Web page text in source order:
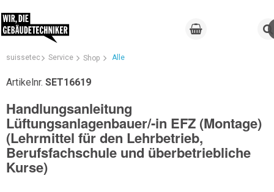
suissetec Service Shop Alle
Artikelnr. SET16619
Handlungsanleitung
Lüftungsanlagenbauer/-in EFZ (Montage)
(Lehrmittel für den Lehrbetrieb,
Berufsfachschule und überbetriebliche
Kurse)